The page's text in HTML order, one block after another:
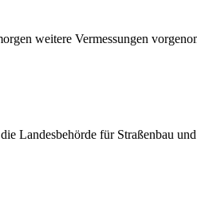
weitere Vermessungen
Landesbehörde für Straßenbau